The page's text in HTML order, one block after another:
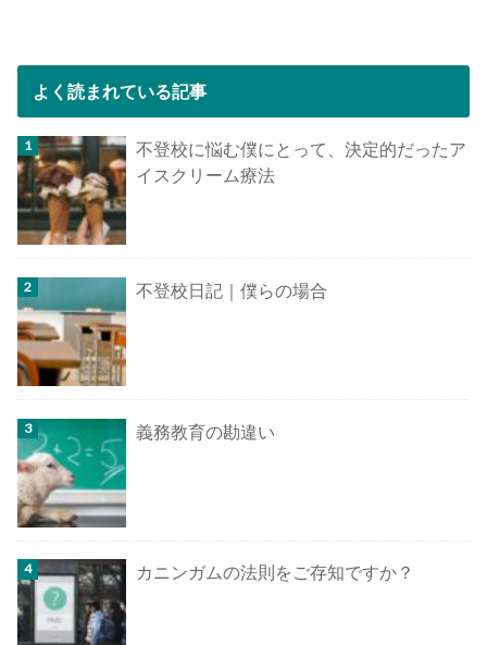
よく読まれている記事
不登校に悩む僕にとって、決定的だったア
イスクリーム療法
不登校日記｜僕らの場合
義務教育の勘違い
カニンガムの法則をご存知ですか？